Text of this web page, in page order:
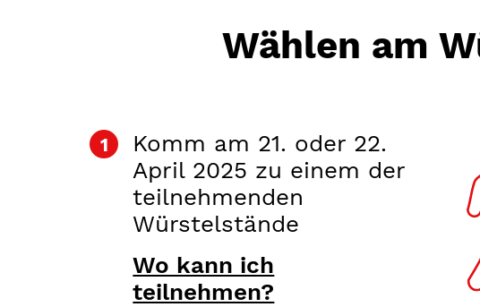
Wählen am
Komm am 21. oder 22.
April 2025 zu einem der
teilnehmenden
Würstelstände
Wo kann ich
teilnehmen?